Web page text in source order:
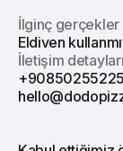
İlginç gerçekler
Eldiven
İletişim detayları